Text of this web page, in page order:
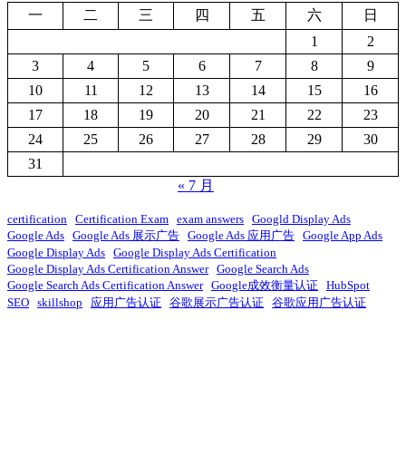
一
二 三 四 五 六
日
1
2
3
4 5 6 7 8
9
10
11 12 13 14 15
16
17
18 19 20 21 22
23
24
25 26 27 28 29
30
31
« 7 月
certification Certification Exam exam answers Googld Display Ads
Google Ads Google Ads 展示广告 Google Ads 应用广告 Google App Ads
Google Display Ads Google Display Ads Certification
Google Display Ads Certification Answer Google Search Ads
Google Search Ads Certification Answer Google成效衡量认证 HubSpot
SEO skillshop 应用广告认证 谷歌展示广告认证 谷歌应用广告认证